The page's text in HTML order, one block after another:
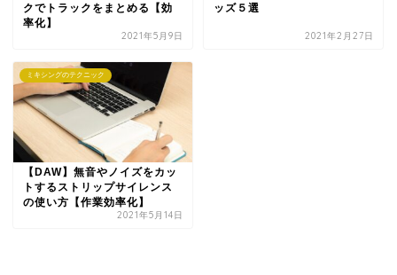
クでトラックをまとめる【効
率化】
2021年5月9日
ッズ５選
2021年2月27日
ミキシングのテクニック
【DAW】無音やノイズをカッ
トするストリップサイレンス
の使い方【作業効率化】
2021年5月14日